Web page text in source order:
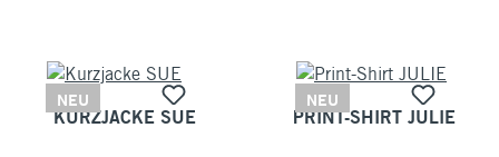
NEU
KURZJACKE SUE
NEU
PRINT-SHIRT JULIE